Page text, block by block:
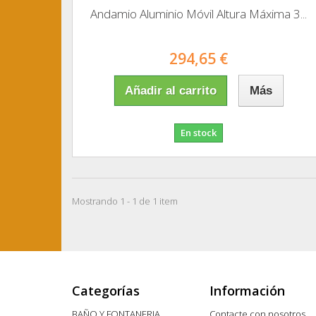
Andamio Aluminio Móvil Altura Máxima 3...
294,65 €
Añadir al carrito Más
En stock
Mostrando 1 - 1 de 1 item
Categorías Información